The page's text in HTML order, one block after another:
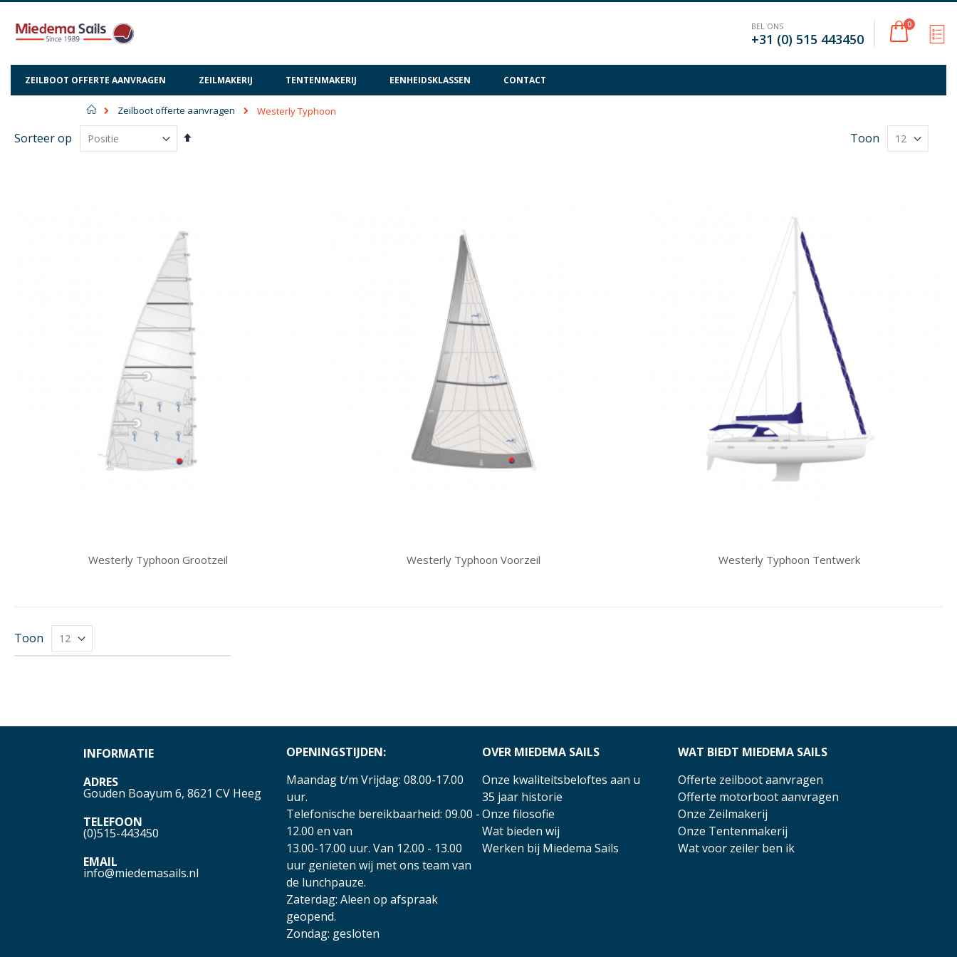
Cart
0
BEL ONS
+31 (0) 515 443450
ZEILBOOT OFFERTE AANVRAGEN ZEILMAKERIJ TENTENMAKERIJ EENHEIDSKLASSEN CONTACT
Home
Zeilboot offerte aanvragen Westerly Typhoon
Sorteer op
Van
Toon
Westerly Typhoon Grootzeil Westerly Typhoon Voorzeil Westerly Typhoon Tentwerk
Toon
INFORMATIE
ADRES
Gouden Boayum 6, 8621 CV Heeg
TELEFOON
(0)515-443450
EMAIL
info@miedemasails.nl
OPENINGSTIJDEN:
Maandag t/m Vrijdag: 08.00-17.00
uur.
Telefonische bereikbaarheid: 09.00 -
12.00 en van
13.00-17.00 uur. Van 12.00 - 13.00
uur genieten wij met ons team van
de lunchpauze.
Zaterdag: Aleen op afspraak
geopend.
Zondag: gesloten
OVER MIEDEMA SAILS
Onze kwaliteitsbeloftes aan u
35 jaar historie
Onze filosofie
Wat bieden wij
Werken bij Miedema Sails
WAT BIEDT MIEDEMA SAILS
Offerte zeilboot aanvragen
Offerte motorboot aanvragen
Onze Zeilmakerij
Onze Tentenmakerij
Wat voor zeiler ben ik